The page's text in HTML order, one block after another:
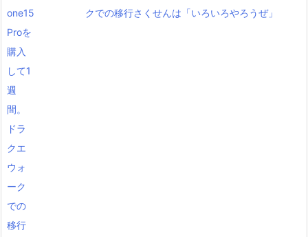
クでの移行さくせんは「いろいろやろうぜ」